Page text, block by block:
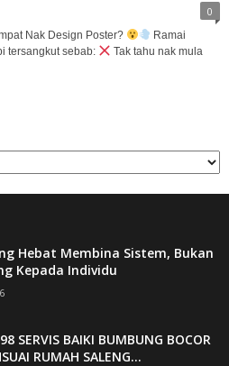
0
Nak Design Poster?
Ramai
tersangkut sebab:
Tak tahu nak mula
Hebat Membina Sistem, Bukan
Kepada Individu
SERVIS BAIKI BUMBUNG BOCOR
RUMAH SALENG...